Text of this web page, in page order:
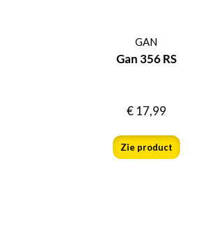
GAN
Gan 356 RS
€17,99
Zie product